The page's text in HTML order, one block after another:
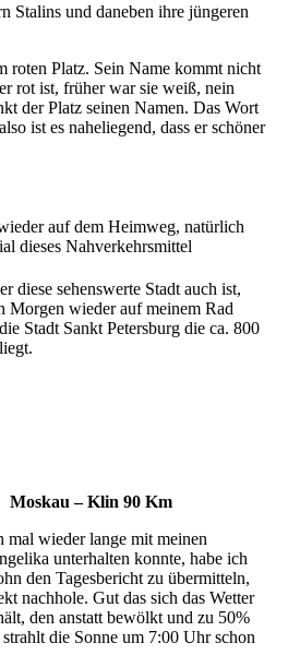
Stalins und daneben ihre jüngeren
roten Platz. Sein Name kommt nicht
rot ist, früher war sie weiß, nein
der Platz seinen Namen. Das Wort
ist es naheliegend, dass er schöner
auf dem Heimweg, natürlich
dieses Nahverkehrsmittel
diese sehenswerte Stadt auch ist,
Morgen wieder auf meinem Rad
Stadt Sankt Petersburg die ca. 800
Moskau – Klin 90 Km
mal wieder lange mit meinen
unterhalten konnte, habe ich
den Tagesbericht zu übermitteln,
nachhole. Gut das sich das Wetter
den anstatt bewölkt und zu 50%
die Sonne um 7:00 Uhr schon